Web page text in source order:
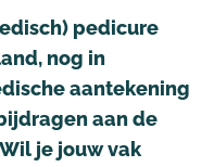
pedicure
nog in
aantekening
aan de
je jouw vak